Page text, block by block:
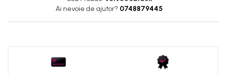
Ai nevoie de ajutor? 0748879445